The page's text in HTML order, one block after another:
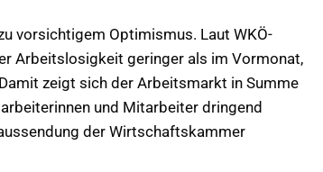
vorsichtigem Optimismus. Laut WKÖ-
Arbeitslosigkeit geringer als im Vormonat,
zeigt sich der Arbeitsmarkt in Summe
und Mitarbeiter dringend
der Wirtschaftskammer